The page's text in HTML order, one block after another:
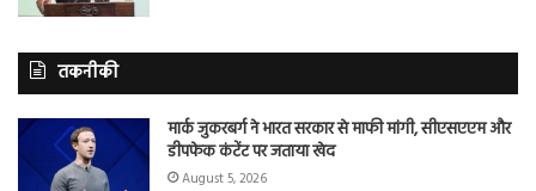
तकनीकी
मार्क जुकरबर्ग ने भारत सरकार से माफी मांगी, सीएसएएम और
डीपफेक कंटेंट पर जताया खेद
August 5, 2026